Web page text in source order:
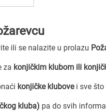
ili se nalazite u prolazu
za konjičkim klubom ili
konjičke klubovei sve što
kluba) pa do svih